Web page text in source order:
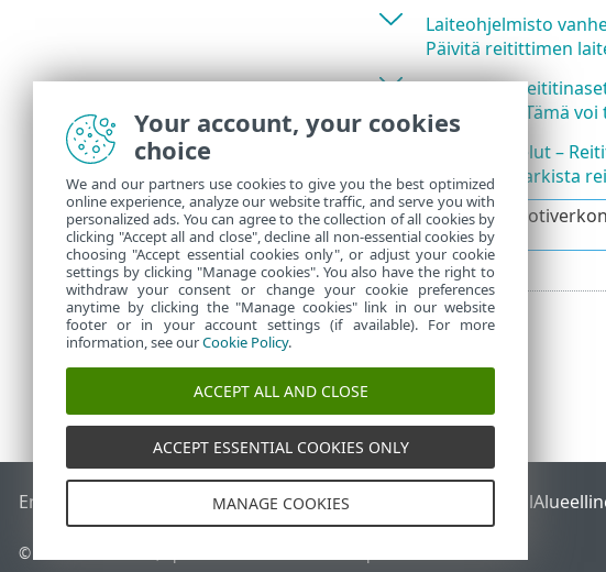
Laiteohjelmisto
Päivitä reitittimen
Haitallinen
sivustoihin. Tämä
Verkkopalvelut –
turvallisia. Tarkista
Lisätietoja
End of Life ESET-tietämyskantaESET-foorumi ESET Status Portal
© 1992 - 2026 ESET, spol. s r.o. – Kaikki oikeudet pidätetään.
Your account, your cookies
choice
We and our partners use cookies to give you the best optimized
online experience, analyze our website traffic, and serve you with
personalized ads. You can agree to the collection of all cookies by
clicking "Accept all and close", decline all non-essential cookies by
choosing "Accept essential cookies only", or adjust your cookie
settings by clicking "Manage cookies". You also have the right to
withdraw your consent or change your cookie preferences
anytime by clicking the "Manage cookies" link in our website
footer or in your account settings (if available). For more
information, see ourCookie Policy.
ACCEPT ALL AND CLOSE
ACCEPT ESSENTIAL COOKIES ONLY
MANAGE COOKIES